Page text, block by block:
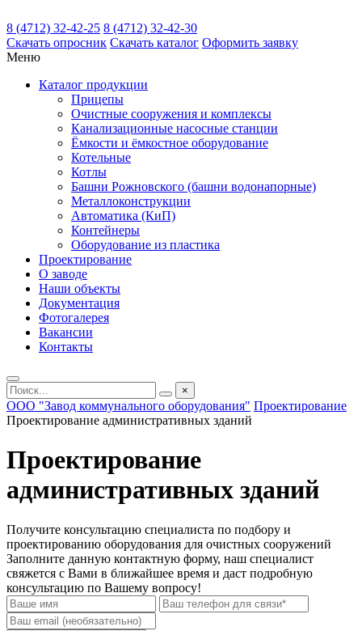
8 (4712) 32-42-25 8 (4712) 32-42-30
Скачать опросник Скачать каталог Оформить заявку
Меню
Каталог продукции
Прицепы
Очистные сооружения и комплексы
Канализационные насосные станции
Ёмкости и ёмкостное оборудование
Котельные
Котлы
Башни Рожновского (башни водонапорные)
Металлоконструкции
Автоматика (КиП)
Контейнеры
Оборудование из пластика
Проектирование
О заводе
Наши объекты
Документация
Фотогалерея
Вакансии
Контакты
×
ООО "Завод коммунального оборудования" Проектирование
Проектирование административных зданий
Проектирование
административных зданий
Получите консультацию специалиста по подбору и
проектированию оборудования для очистных сооружений
Заполните данную контактную форму, наш специалист
свяжется с Вами в ближайшее время и даст подробную
консультацию по Вашему вопросу!